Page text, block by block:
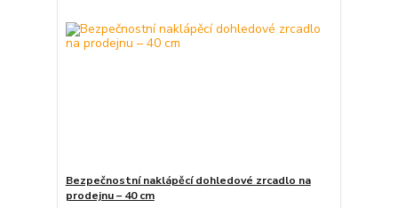
Bezpečnostní naklápěcí dohledové zrcadlo na
prodejnu – 40 cm